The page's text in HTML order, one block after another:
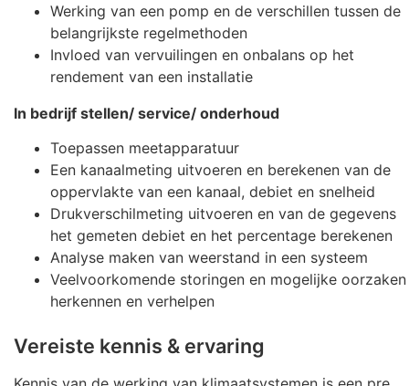
Werking van een pomp en de verschillen tussen de
belangrijkste regelmethoden
Invloed van vervuilingen en onbalans op het
rendement van een installatie
In bedrijf stellen/ service/ onderhoud
Toepassen meetapparatuur
Een kanaalmeting uitvoeren en berekenen van de
oppervlakte van een kanaal, debiet en snelheid
Drukverschilmeting uitvoeren en van de gegevens
het gemeten debiet en het percentage berekenen
Analyse maken van weerstand in een systeem
Veelvoorkomende storingen en mogelijke oorzaken
herkennen en verhelpen
Vereiste kennis & ervaring